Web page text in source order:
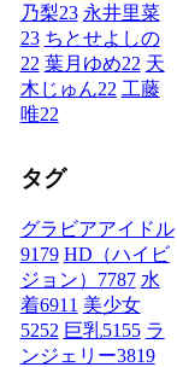
乃梨23 永井里菜
23 ちとせよしの
22 葉月ゆめ22 天
木じゅん22 工藤
唯22
タグ
グラビアアイドル
9179 HD（ハイビ
ジョン） 7787 水
着6911 美少女
5252 巨乳5155 ラ
ンジェリー3819